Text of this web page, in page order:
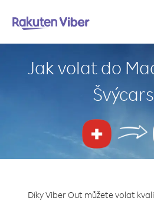
Jak volat do
Díky Viber Out můžete volat